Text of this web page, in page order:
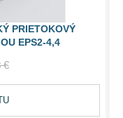
PRIETOKOVÝ
EPS2-4,4
€